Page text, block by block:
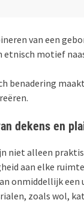
van een
etnisch motief
benadering
dekens en
niet alleen
aan elke
onmiddellijk
zoals wol,